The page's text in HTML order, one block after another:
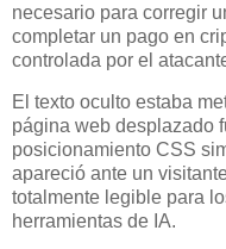
necesario para corregir
completar un pago en
controlada por el
El texto oculto estaba
página web desplazado
posicionamiento CSS
apareció ante un
totalmente legible para
herramientas de IA.